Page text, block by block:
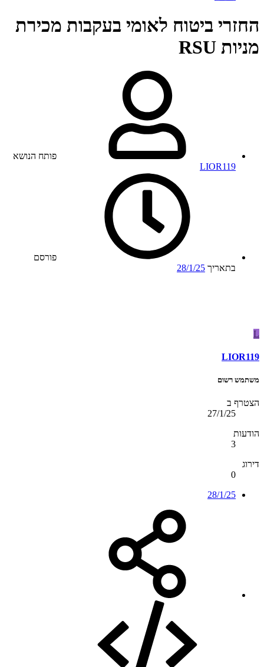
החזרי ביטוח לאומי בעקבות מכירת
מניות RSU
פותח הנושא
LIOR119
פורסם
בתאריך 28/1/25
L
LIOR119
משתמש רשום
הצטרף ב
27/1/25
הודעות
3
דירוג
0
28/1/25